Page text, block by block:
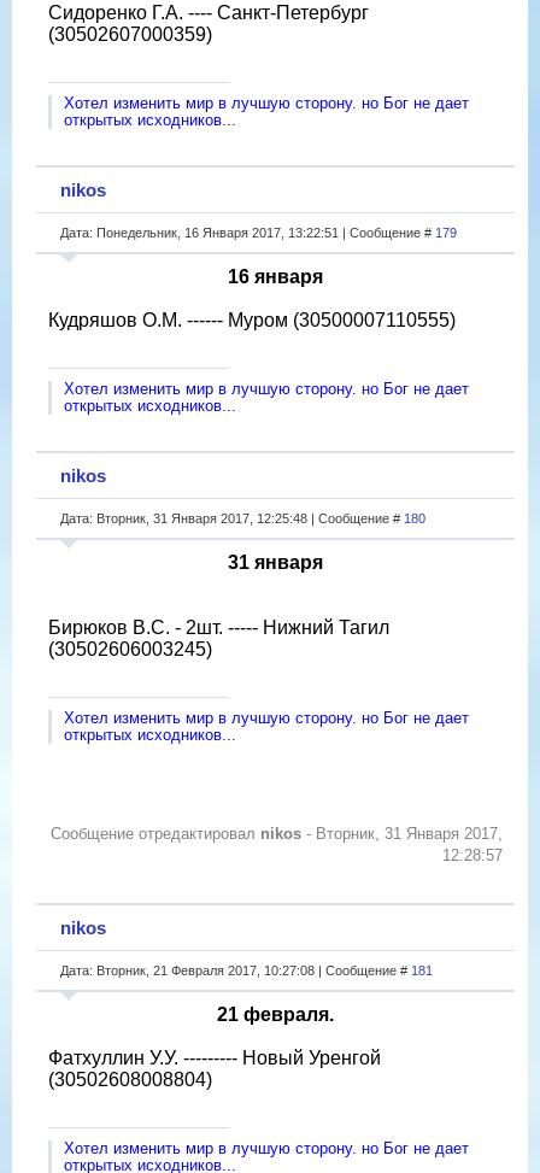
Сидоренко Г.А. ---- Санкт-Петербург
(30502607000359​)
Хотел изменить мир в лучшую сторону. но Бог не дает
открытых исходников...
nikos
Дата: Понедельник, 16 Января 2017, 13:22:51 | Сообщение # 179
16 января
Кудряшов О.М. ------ Муром (30500007110555)
Хотел изменить мир в лучшую сторону. но Бог не дает
открытых исходников...
nikos
Дата: Вторник, 31 Января 2017, 12:25:48 | Сообщение # 180
31 января
Бирюков В.С. - 2шт. ----- Нижний Тагил
(30502606003245)
Хотел изменить мир в лучшую сторону. но Бог не дает
открытых исходников...
Сообщение отредактировал nikos - Вторник, 31 Января 2017,
12:28:57
nikos
Дата: Вторник, 21 Февраля 2017, 10:27:08 | Сообщение # 181
21 февраля.
Фатхуллин У.У. --------- Новый Уренгой
(30502608008804)
Хотел изменить мир в лучшую сторону. но Бог не дает
открытых исходников...